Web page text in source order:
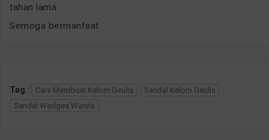
tahan lama.
Semoga bermanfaat.
Tag : Cara Membuat Kelom Geulis
Sandal Kelom Geulis
Sandal Wedges Wanita